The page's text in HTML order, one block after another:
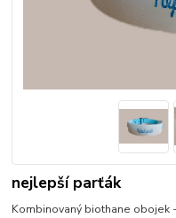
nejlepší parťák
Kombinovaný biothane obojek